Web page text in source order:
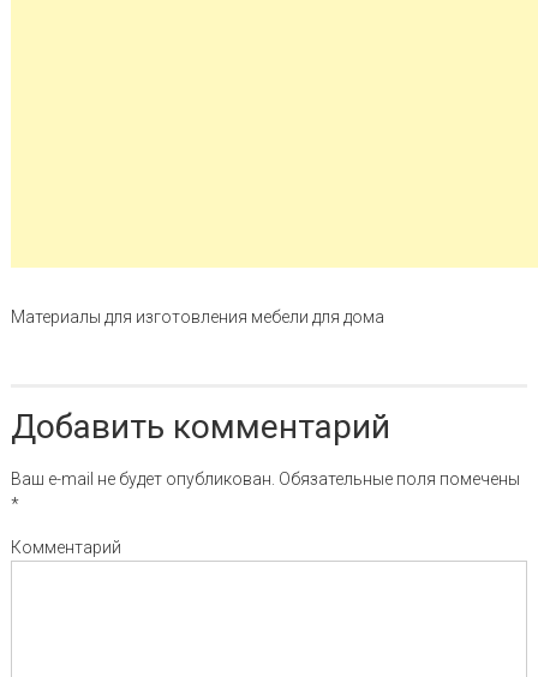
Навигация по записи
Материалы для изготовления мебели для дома
Добавить комментарий
Ваш e-mail не будет опубликован. Обязательные поля помечены
*
Комментарий